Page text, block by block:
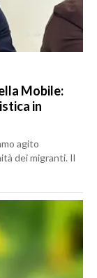
Mobile:
in
agito
dei migranti. Il